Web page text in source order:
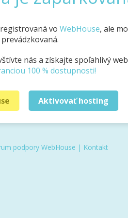
vo WebHouse, ale
nás a získajte spoľahlivý
100 % dostupnosti!
Aktivovať hosting
podpory WebHouse | Kontakt